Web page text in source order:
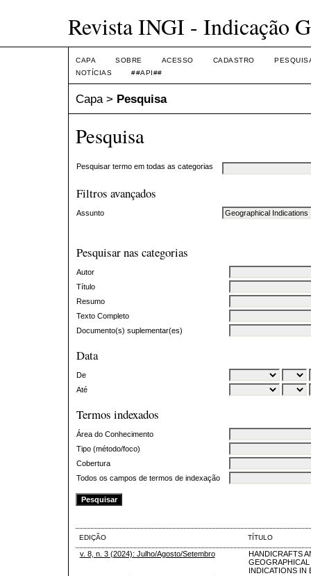
Revista INGI - Indicação
CAPA SOBRE ACESSO CADASTRO
NOTÍCIAS
##API##
Capa> Pesquisa
Pesquisa
Pesquisar termo em todas as categorias
Filtros avançados
Assunto
Pesquisar nas categorias
Autor
Título
Resumo
Texto Completo
Documento(s) suplementar(es)
Data
De
Até
Termos indexados
Área do Conhecimento
Tipo (método/foco)
Cobertura
Todos os campos de termos de indexação
EDIÇÃO TÍTULO
v. 8, n. 3 (2024): Julho/Agosto/Setembro
HANDICRAFTS
GEOGRAPHICAL
INDICATIONS IN